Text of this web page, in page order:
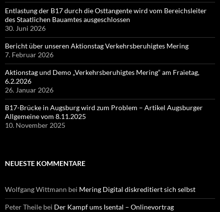
Entlastung der B17 durch die Osttangente wird vom Bereichsleiter
des Staatlichen Bauamtes ausgeschlossen
30. Juni 2026
Bericht über unseren Aktionstag Verkehrsberuhigtes Mering
7. Februar 2026
Aktionstag und Demo „Verkehrsberuhigtes Mering“ am Fraietag,
6.2.2026
26. Januar 2026
B17-Brücke in Augsburg wird zum Problem – Artikel Augsburger
Allgemeine vom 8.11.2025
10. November 2025
NEUESTE KOMMENTARE
Wolfgang Wittmann bei Mering Digital diskreditiert sich selbst
Peter Theile bei Der Kampf ums Isental – Onlinevortrag